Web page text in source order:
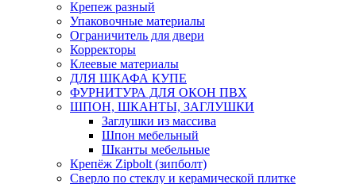
Крепеж разный
Упаковочные материалы
Ограничитель для двери
Корректоры
Клеевые материалы
ДЛЯ ШКАФА КУПЕ
ФУРНИТУРА ДЛЯ ОКОН ПВХ
ШПОН, ШКАНТЫ, ЗАГЛУШКИ
Заглушки из массива
Шпон мебельный
Шканты мебельные
Крепёж Zipbolt (зипболт)
Сверло по стеклу и керамической плитке